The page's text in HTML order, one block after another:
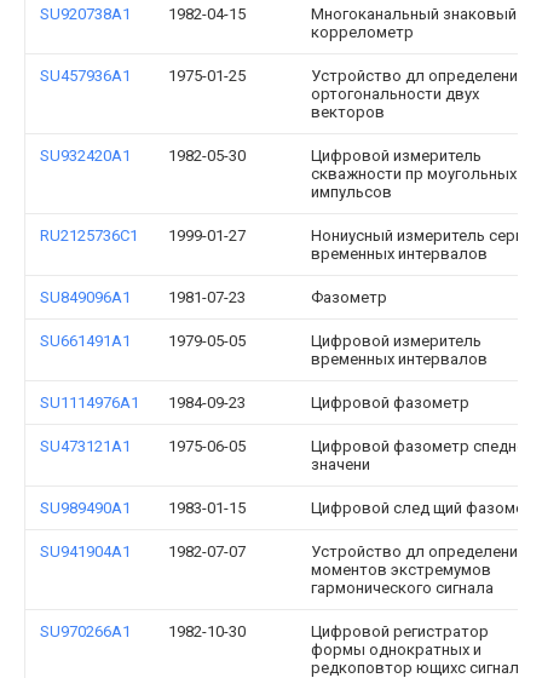
SU920738A1 1982-04-15
Многоканальный знаковый
коррелометр
SU457936A1 1975-01-25
Устройство дл определени
ортогональности двух
векторов
SU932420A1 1982-05-30
Цифровой измеритель
скважности пр моугольных
импульсов
RU2125736C1 1999-01-27
Нониусный измеритель серии
временных интервалов
SU849096A1 1981-07-23 Фазометр
SU661491A1 1979-05-05
Цифровой измеритель
временных интервалов
SU1114976A1 1984-09-23 Цифровой фазометр
SU473121A1 1975-06-05
Цифровой фазометр спеднего
значени
SU989490A1 1983-01-15 Цифровой след щий фазометр
SU941904A1 1982-07-07
Устройство дл определени
моментов экстремумов
гармонического сигнала
SU970266A1 1982-10-30
Цифровой регистратор
формы однократных и
редкоповтор ющихс сигналов